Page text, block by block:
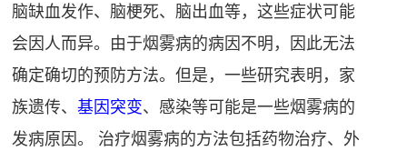
脑缺血发作、脑梗死、脑出血等，这些症状可能
会因人而异。由于烟雾病的病因不明，因此无法
确定确切的预防方法。但是，一些研究表明，家
族遗传、基因突变、感染等可能是一些烟雾病的
发病原因。 治疗烟雾病的方法包括药物治疗、外